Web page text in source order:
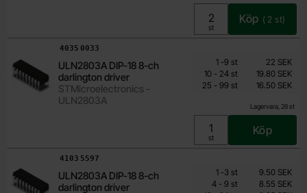
Enhet:
st
Köp ( 2 st)
ULN2803A DIP-18 8-ch
darlington driver
STMicroelectronics -
ULN2803A
Art. nr
4035 0033
Lagervara, 26 st
Från
14.30 SEK
Inklusive 25% moms
Enhet:
st
Köp
Mängdrabatt
Pris /st
1 -till
9 st
22 SEK
10 - till
24 st
19.80 SEK
25 - till
99 st 16.50 SEK
ULN2803A DIP-18 8-ch
darlington driver
Art. nr
4103 5597
Från
5.70 SEK
Mängdrabatt
Pris /st
1 -till
3 st
9.50 SEK
4 - till
9 st
8.55 SEK